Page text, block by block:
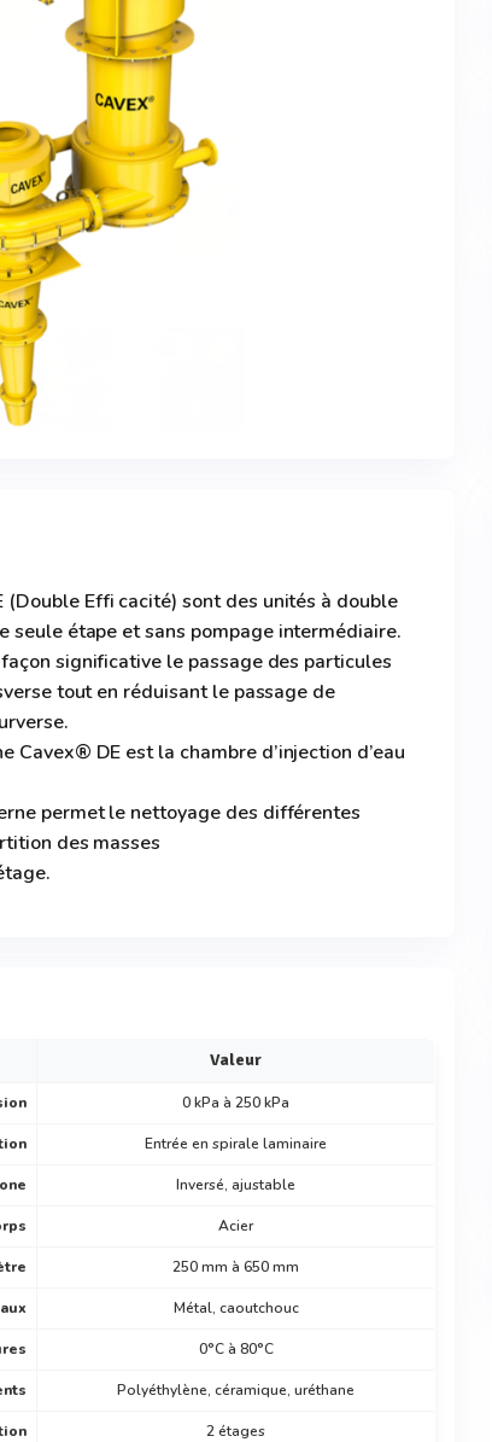
Effi cacité) sont des unités à double
seule étape et sans pompage intermédiaire.
significative le passage des particules
tout en réduisant le passage de
Cavex® DE est la chambre d’injection d’eau
permet le nettoyage des différentes
des masses
Valeur
0 kPa à 250 kPa
Entrée en spirale laminaire
Inversé, ajustable
Acier
250 mm à 650 mm
Métal, caoutchouc
0°C à 80°C
Polyéthylène, céramique, uréthane
2 étages